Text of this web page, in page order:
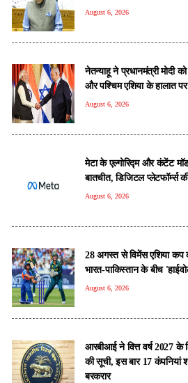
August 6, 2026
नेतन्याहू ने प्रधानमंत्री मोदी
और पश्चिम एशिया के हालात पर
August 6, 2026
मेटा के एल्गोरिद्म और कंटेंट
बातचीत, डिजिटल प्लेटफॉर्म्स
August 6, 2026
28 अगस्त से विमेंस एशिया
भारत-पाकिस्तान के बीच
August 6, 2026
आरबीआई ने वित्त वर्ष 2027 के
की सूची, इस बार 17 कंपनियां
बरकरार